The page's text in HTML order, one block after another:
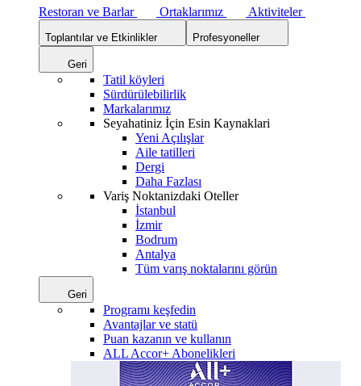
Restoran ve Barlar
Ortaklarımız Aktiviteler
Toplantılar ve Etkinlikler Profesyoneller
Geri
Tatil köyleri
Sürdürülebilirlik
Markalarımız
Seyahatiniz İçin Esin Kaynaklari
Yeni Açılışlar
Aile tatilleri
Dergi
Daha Fazlası
Variş Noktanizdaki Oteller
İstanbul
İzmir
Bodrum
Antalya
Tüm varış noktalarını görün
Geri
Programı keşfedin
Avantajlar ve statü
Puan kazanın ve kullanın
ALL Accor+ Abonelikleri